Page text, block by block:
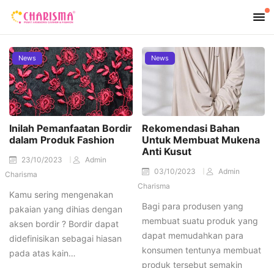
News
Inilah Pemanfaatan Bordir
dalam Produk Fashion
23/10/2023
Admin
Charisma
Kamu sering mengenakan
pakaian yang dihias dengan
aksen bordir ? Bordir dapat
didefinisikan sebagai hiasan
pada atas kain…
News
Rekomendasi Bahan
Untuk Membuat Mukena
Anti Kusut
03/10/2023
Admin
Charisma
Bagi para produsen yang
membuat suatu produk yang
dapat memudahkan para
konsumen tentunya membuat
produk tersebut semakin